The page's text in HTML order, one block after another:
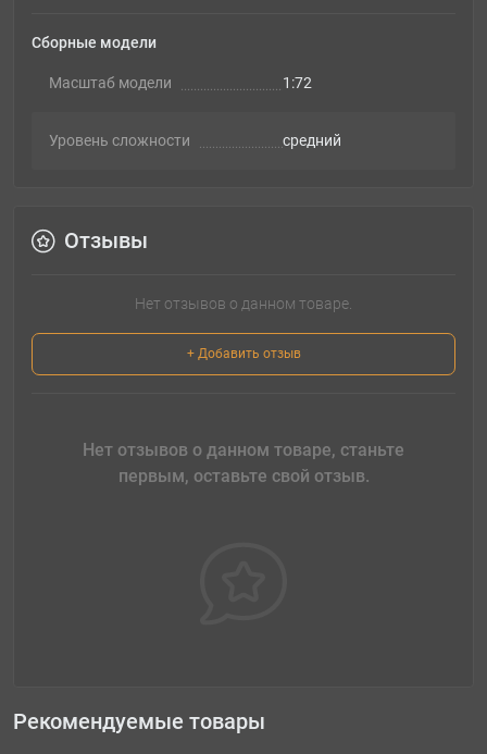
Сборные модели
Масштаб модели 1:72
Уровень сложности cредний
Отзывы
Нет отзывов о данном товаре.
+ Добавить отзыв
Нет отзывов о данном товаре, станьте
первым, оставьте свой отзыв.
Рекомендуемые товары